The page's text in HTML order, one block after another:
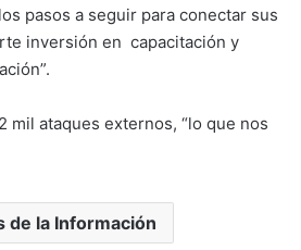
pasos a seguir para conectar sus
inversión en capacitación y
mil ataques externos, “lo que nos
de la Información